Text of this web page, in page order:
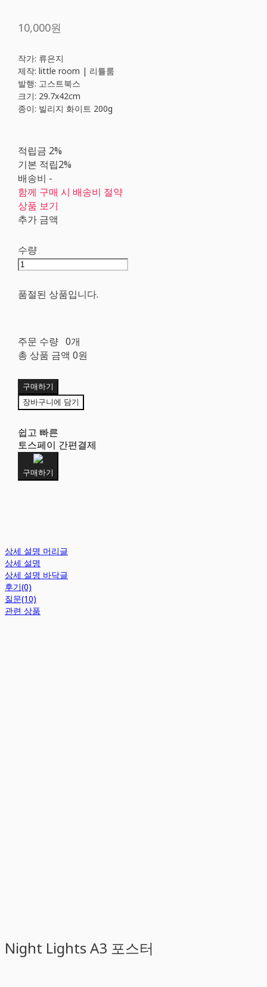
10,000원
작가: 류은지
제작: little room | 리틀룸
발행: 고스트북스
크기: 29.7x42cm
종이: 빌리지 화이트 200g
적립금 2%
기본 적립2%
배송비 -
함께 구매 시 배송비 절약
상품 보기
추가 금액
수량
품절된 상품입니다.
주문 수량 0개
총 상품 금액 0원
구매하기
장바구니에 담기
쉽고 빠른
토스페이 간편결제
구매하기
상세 설명 머리글
상세 설명
상세 설명 바닥글
후기(0)
질문(10)
관련 상품
Night Lights A3 포스터